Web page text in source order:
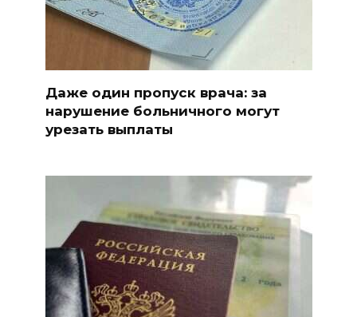
Даже один пропуск врача: за
нарушение больничного могут
урезать выплаты